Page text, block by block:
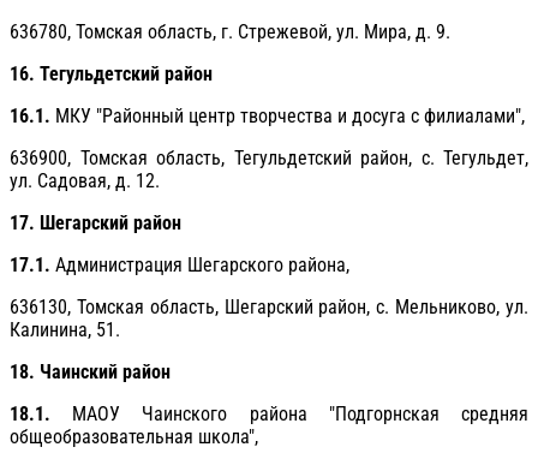
636780, Томская область, г. Стрежевой, ул. Мира, д. 9.
16. Тегульдетский район
16.1. МКУ "Районный центр творчества и досуга с филиалами",
636900, Томская область, Тегульдетский район, с. Тегульдет,
ул. Садовая, д. 12.
17. Шегарский район
17.1. Администрация Шегарского района,
636130, Томская область, Шегарский район, c. Мельниково, ул.
Калинина, 51.
18. Чаинский район
18.1. МАОУ Чаинского района "Подгорнская средняя
общеобразовательная школа",